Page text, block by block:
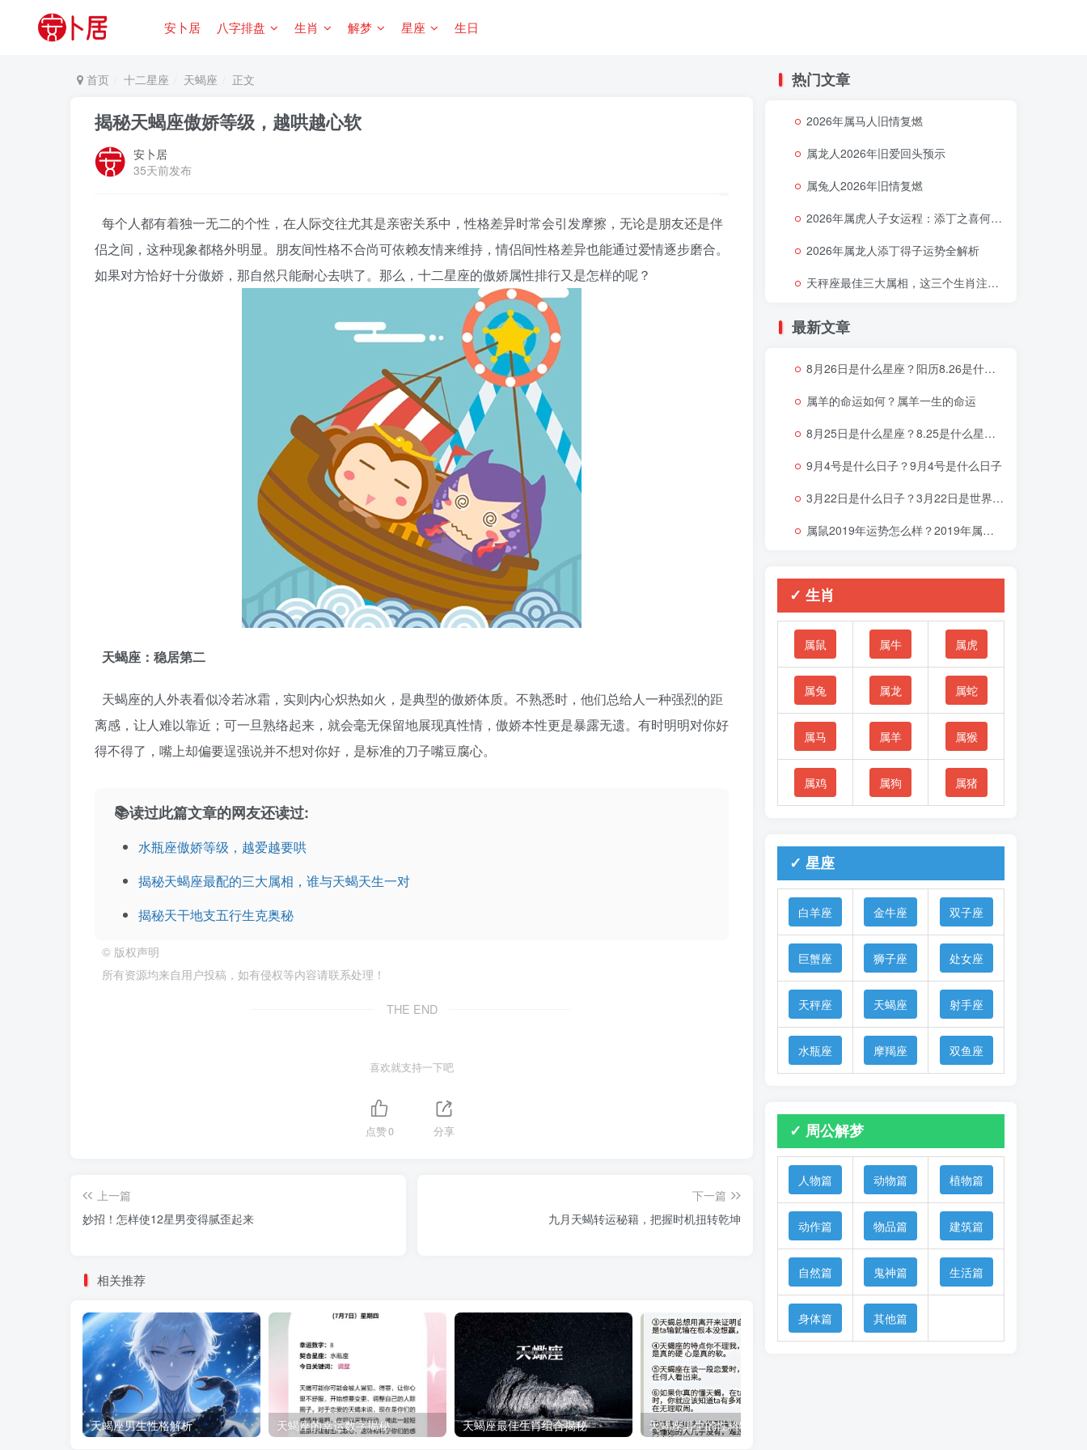
安卜居 八字排盘 生肖 解梦 星座 生日
首页 十二星座 天蝎座 正文
揭秘天蝎座傲娇等级，越哄越心软
安卜居
35天前发布
每个人都有着独一无二的个性，在人际交往尤其是亲密关系中，性格差异时常会引发摩擦，无论是朋友还是伴
侣之间，这种现象都格外明显。朋友间性格不合尚可依赖友情来维持，情侣间性格差异也能通过爱情逐步磨合。
如果对方恰好十分傲娇，那自然只能耐心去哄了。那么，十二星座的傲娇属性排行又是怎样的呢？
天蝎座：稳居第二
天蝎座的人外表看似冷若冰霜，实则内心炽热如火，是典型的傲娇体质。不熟悉时，他们总给人一种强烈的距
离感，让人难以靠近；可一旦熟络起来，就会毫无保留地展现真性情，傲娇本性更是暴露无遗。有时明明对你好
得不得了，嘴上却偏要逞强说并不想对你好，是标准的刀子嘴豆腐心。
📚读过此篇文章的网友还读过:
水瓶座傲娇等级，越爱越要哄
揭秘天蝎座最配的三大属相，谁与天蝎天生一对
揭秘天干地支五行生克奥秘
© 版权声明
所有资源均来自用户投稿，如有侵权等内容请联系处理！
THE END
喜欢就支持一下吧
点赞0 分享
上一篇
妙招！怎样使12星男变得腻歪起来
下一篇
九月天蝎转运秘籍，把握时机扭转乾坤
相关推荐
天蝎座男生性格解析 天蝎座的幸运数字揭秘 天蝎座最佳生肖组合揭秘 天蝎座男生的性格特征解析
热门文章
2026年属马人旧情复燃
属龙人2026年旧爱回头预示
属兔人2026年旧情复燃
2026年属虎人子女运程：添丁之喜何时降临
2026年属龙人添丁得子运势全解析
天秤座最佳三大属相，这三个生肖注定让天秤座好运连连
最新文章
8月26日是什么星座？阳历8.26是什么星座
属羊的命运如何？属羊一生的命运
8月25日是什么星座？8.25是什么星座啊
9月4号是什么日子？9月4号是什么日子
3月22日是什么日子？3月22日是世界什么节日
属鼠2019年运势怎么样？2019年属鼠的命运
✓ 生肖
属鼠 属牛 属虎
属兔 属龙 属蛇
属马 属羊 属猴
属鸡 属狗 属猪
✓ 星座
白羊座 金牛座 双子座
巨蟹座 狮子座 处女座
天秤座 天蝎座 射手座
水瓶座 摩羯座 双鱼座
✓ 周公解梦
人物篇 动物篇 植物篇
动作篇 物品篇 建筑篇
自然篇 鬼神篇 生活篇
身体篇 其他篇